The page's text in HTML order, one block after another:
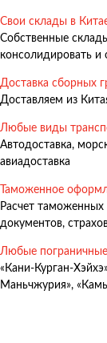
Международные
Автомобильные
Морские и
Авиадоставка
Негабаритные
Комплексные
Страхование
Свои склады в
Собственные
консолидировать и
Доставка сборных
Доставляем из
Любые виды
Автодоставка,
авиадоставка
Таможенное
Расчет
документов,
Любые
«Кани-Курган-
Маньчжурия»,